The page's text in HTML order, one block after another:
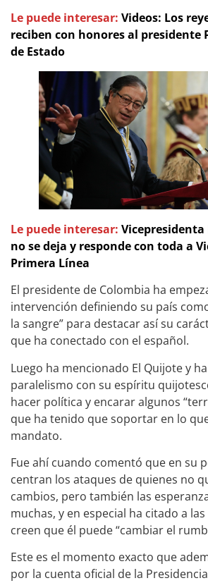
Le puede interesar: Videos: Los
reciben con honores al presidente
de Estado
Le puede interesar:
no se deja y responde con toda a
Primera Línea
El presidente de Colombia ha
intervención definiendo su país
la sangre” para destacar así su
que ha conectado con el español.
Luego ha mencionado El Quijote y
paralelismo con su espíritu
hacer política y encarar algunos
que ha tenido que soportar en lo
mandato.
Fue ahí cuando comentó que en su
centran los ataques de quienes no
cambios, pero también las
muchas, y en especial ha citado a
creen que él puede “cambiar el
Este es el momento exacto que
por la cuenta oficial de la